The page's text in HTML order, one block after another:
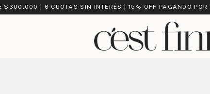
$300.000 | 6 CUOTAS SIN INTERÉS | 15% OFF PAGANDO